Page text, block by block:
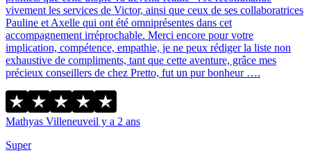
vivement les services de Victor, ainsi que ceux de ses collaboratrices
Pauline et Axelle qui ont été omniprésentes dans cet
accompagnement irréprochable. Merci encore pour votre
implication, compétence, empathie, je ne peux rédiger la liste non
exhaustive de compliments, tant que cette aventure, grâce mes
précieux conseillers de chez Pretto, fut un pur bonheur ….
Mathyas Villeneuveil y a 2 ans
Super